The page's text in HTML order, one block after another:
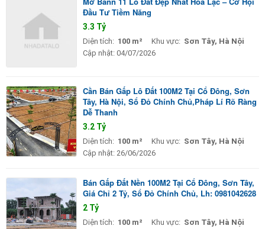
Đầu Tư Tiềm Năng
3.3 Tỷ
Diện tích: 100 m² Khu vực: Sơn Tây, Hà Nội
Cập nhật: 04/07/2026
Cần Bán Gấp Lô Đất 100M2 Tại Cổ Đông, Sơn
Tây, Hà Nội, Sổ Đỏ Chính Chủ,Pháp Lí Rõ Ràng
Dễ Thanh
3.2 Tỷ
Diện tích: 100 m² Khu vực: Sơn Tây, Hà Nội
Cập nhật: 26/06/2026
Bán Gấp Đất Nền 100M2 Tại Cổ Đông, Sơn Tây,
Giá Chỉ 2 Tỷ, Sổ Đỏ Chính Chủ, Lh: 0981042628
2 Tỷ
Diện tích: 100 m² Khu vực: Sơn Tây, Hà Nội